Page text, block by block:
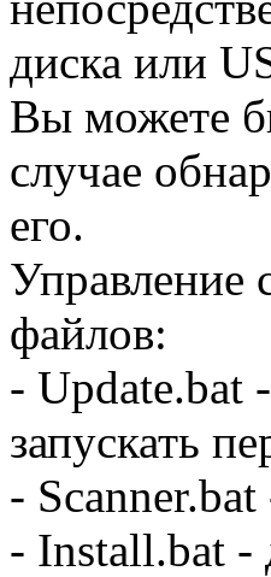
диска или
Вы можете
случае
его.
Управление
файлов:
- Update.bat
запускать
- Scanner.bat
- Install.bat -